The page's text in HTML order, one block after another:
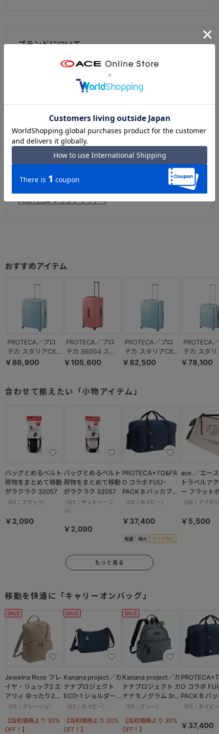
ブランドについて
スーツケース国内生産50年以上の実績を持つ、エース株式
会社を代表するラゲージブランド。北海道・赤平工場で作
られる「日本製」ならではの高品質と、高感度なデザイ
ン、そしてプロテカ独自の高い機能性が特徴。熟練した職
人の繊細な手作業によって、1本1本丁寧に作られていま
す。
PROTECA ブランドサイトへ
PROTECA／プロ
テカ スタリアCXR
02354 スーツケー
￥86,900
PROTECA／プロ
テカ 360G4 スー
ツケース 日本製
￥105,600
PROTECA／プロ
テカ スタリアCXR
02353 スーツケー
￥82,500
PROTECA
テカ スタリ
02352 スー
￥78,100
合わせて揃えたい「小物アイテム」
バッグとめるベルト
荷物をまとめて移動
がラクラク 32057
（01：ブラック）
￥2,090
バッグとめるベルト
荷物をまとめて移動
がラクラク 32057
（05：サンドベージ
ュ）
￥2,090
軽量 撥水 コラボ商品
PROTECA×TO&FR
O コラボ FUU-
PACK B パッカブル
ボストンバッグ 軽量
13002
（03：ネイビー）
￥37,400
ace.／エース
トラベルア
ー フラット
ット 17825
（06：アイボ
￥5,500
もっと見る
移動を快適に「キャリーオンバッグ」
SALE
Jewelna Rose フレ
イヤ・リュック2 エ
アリィ ゆったり2ル
ーム 16262
（05：グレージュ）
【当初価格より 30%
OFF！】
SALE
Kanana project／カ
ナナプロジェクト
ECD-1 ショルダーバ
ッグ 横 19083
（03：ネイビー）
【当初価格より 30%
OFF！】
SALE
Kanana project／カ
ナナプロジェクト カ
ナナモノグラム 3rd
リュックサック
（09：グレー）
【当初価格より 30%
OFF！】
O コラボ
PACK B パ
ボストンバ
13002
（03：ネイビ
￥37,400